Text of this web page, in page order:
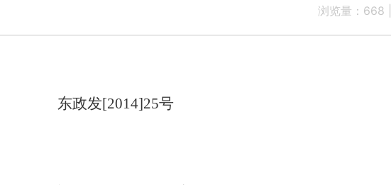
浏览量： 668
东政发[2014]25号